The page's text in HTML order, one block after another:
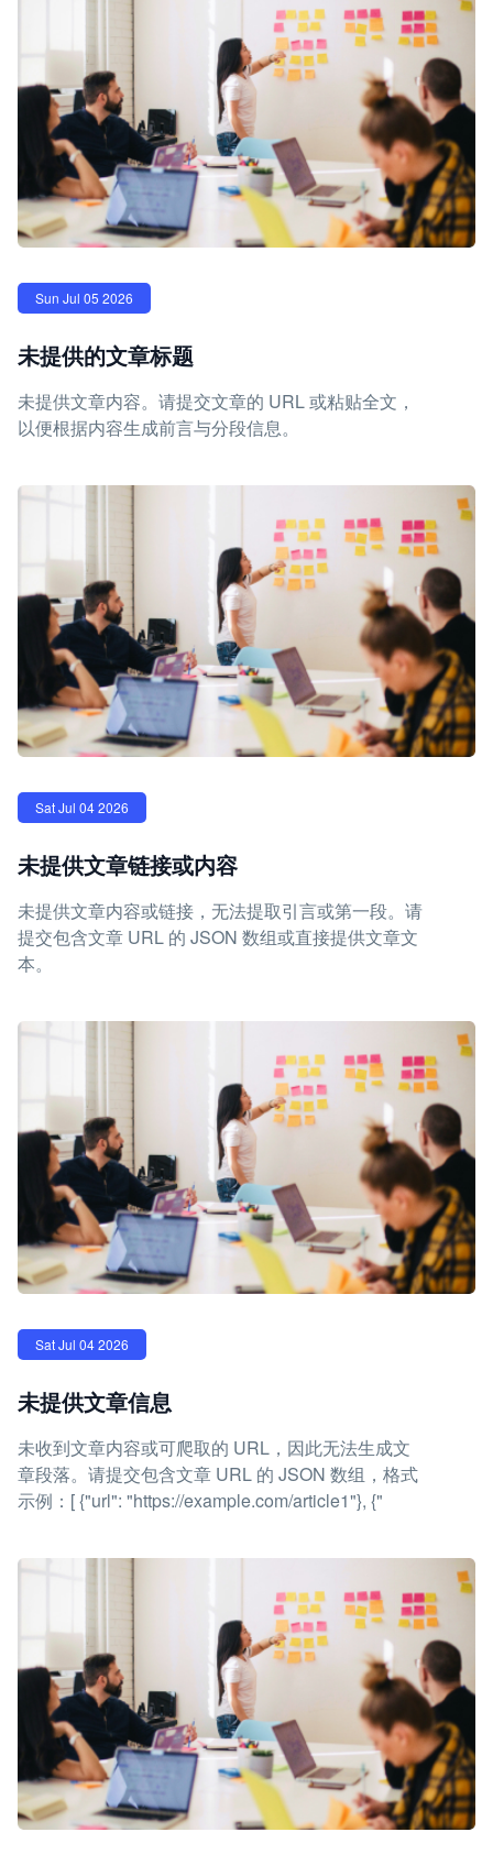
Sun Jul 05 2026
未提供的文章标题
未提供文章内容。请提交文章的 URL 或粘贴全文，
以便根据内容生成前言与分段信息。
Sat Jul 04 2026
未提供文章链接或内容
未提供文章内容或链接，无法提取引言或第一段。请
提交包含文章 URL 的 JSON 数组或直接提供文章文
本。
Sat Jul 04 2026
未提供文章信息
未收到文章内容或可爬取的 URL，因此无法生成文
章段落。请提交包含文章 URL 的 JSON 数组，格式
示例：[ {"url": "https://example.com/article1"}, {"